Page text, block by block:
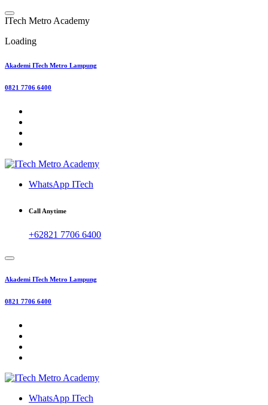
Skip
to
ITech Metro Academy
Loading
Akademi ITech Metro Lampung
0821 7706 6400
WhatsApp ITech
Call Anytime
+62821 7706 6400
Akademi ITech Metro Lampung
0821 7706 6400
WhatsApp ITech